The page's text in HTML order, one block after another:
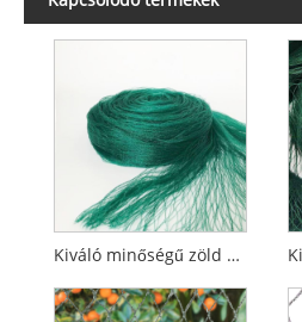
Kiváló minőségű zöld madárvédő háló terményekhez